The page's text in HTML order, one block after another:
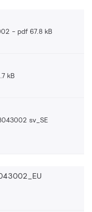
pdf 67.8 kB
kB
sv_SE